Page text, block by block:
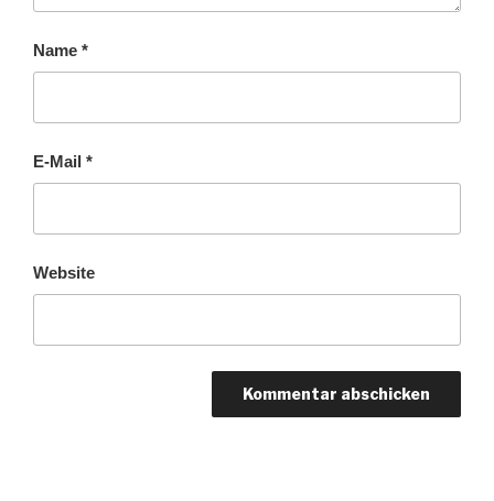
Name *
E-Mail *
Website